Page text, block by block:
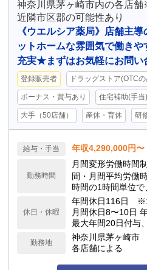
神奈川県茅ヶ崎市内の各店
近隣市区郡の可能性あり
《ウエルシア薬局》店舗主
ットホームな雰囲気で働き
充実★まずはお気軽にお問い
登録販売者 ドラッグストア(OTC
ボーナス・賞与あり 住宅補助(手
大手（50店舗） 産休・育休 研
給与・手当 年収4,290,000円〜
勤務時間
月間変形労働時間
間・月間平均労働
時間の1時間単位で
て勤務時間を設定
休日・休暇
年間休日116日 ※1
月間休日8〜10日
最大年間20日付与
暇、子の看護休暇
勤務地
神奈川県茅ヶ崎市
各店舗による